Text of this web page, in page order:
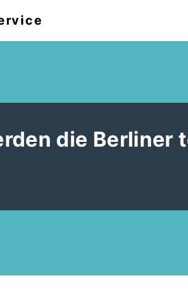
die Berliner